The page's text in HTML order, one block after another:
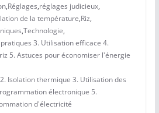
,Réglages,réglages judicieux,
de la température,Riz,
,Technologie,
3. Utilisation efficace 4.
5. Astuces pour économiser l'énergie
Isolation thermique 3. Utilisation des
électronique 5.
d'électricité